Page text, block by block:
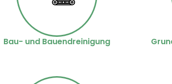
Bau- und Bauendreinigung